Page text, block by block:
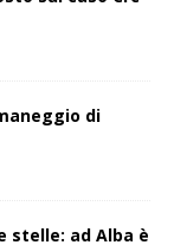
di
stelle: ad Alba è